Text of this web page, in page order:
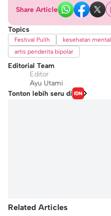
Share Article
Topics
Festival Pulih kesehatan mental
artis penderita bipolar
Editorial Team
Editor
Ayu Utami
Tonton lebih seru di
Related Articles